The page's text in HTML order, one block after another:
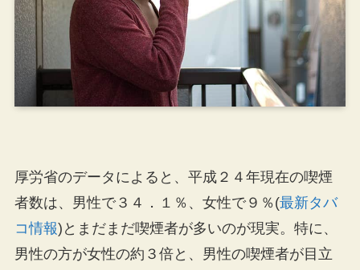
厚労省のデータによると、平成２４年現在の喫煙
者数は、男性で３４．１％、女性で９％(最新タバ
コ情報)とまだまだ喫煙者が多いのが現実。特に、
男性の方が女性の約３倍と、男性の喫煙者が目立